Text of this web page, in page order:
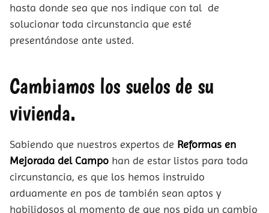
hasta donde sea que nos indique con tal de
solucionar toda circunstancia que esté
presentándose ante usted.
Cambiamos los suelos de su
vivienda.
Sabiendo que nuestros expertos de Reformas en
Mejorada del Campo han de estar listos para toda
circunstancia, es que los hemos instruido
arduamente en pos de también sean aptos y
habilidosos al momento de que nos pida un cambio